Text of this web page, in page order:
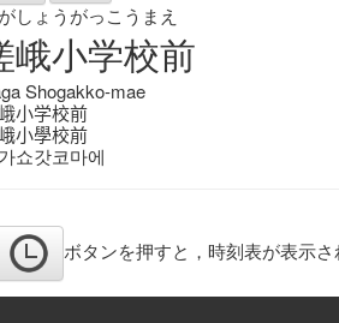
しょうがっこうまえ
峨小学校前
Shogakko-mae
小学校前
小學校前
쇼갓코마에
ボタンを押すと，時刻表が表示さ